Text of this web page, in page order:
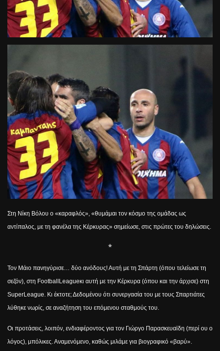
Στη Νίκη Βόλου ο «καραφλός», «θυμάμαι τον κόσμο της ομάδας ως
αντίπαλος, με τη φανέλα της Κέρκυρας» σημείωσε, στις πρώτες του δηλώσεις.
*
Τον Μάιο πανηγύρισε… δύο ανόδους! Αυτή με τη Σπάρτη (όπου τελείωσε τη
σεζόν), στη FootballLeagueκι αυτή με την Κέρκυρα (όπου και την άρχισε) στη
SuperLeague . Κι έκτοτε; Δεδομένου ότι συνεργασία του με τους Σπαρτιάτες
λύθηκε νωρίς, σε αναζήτηση του επόμενου σταθμούς του.
Οι προτάσεις, λοιπόν, ενδιαφέροντος για τον Γιώργο Παρασκευαϊδη (περί ου ο
λόγος), μπόλικες. Αναμενόμενο, καθώς μιλάμε για βιογραφικό «βαρύ».